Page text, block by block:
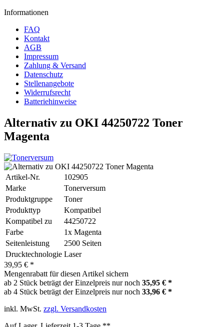
Informationen
FAQ
Kontakt
AGB
Impressum
Zahlung & Versand
Datenschutz
Stellenangebote
Widerrufsrecht
Batteriehinweise
Alternativ zu OKI 44250722 Toner
Magenta
Artikel-Nr.
102905
Marke
Tonerversum
Produktgruppe
Toner
Produkttyp
Kompatibel
Kompatibel zu
44250722
Farbe
1x Magenta
Seitenleistung
2500 Seiten
Drucktechnologie Laser
39,95 € *
Mengenrabatt für diesen Artikel sichern
ab 2 Stück beträgt der Einzelpreis nur noch 35,95 € *
ab 4 Stück beträgt der Einzelpreis nur noch 33,96 € *
inkl. MwSt. zzgl. Versandkosten